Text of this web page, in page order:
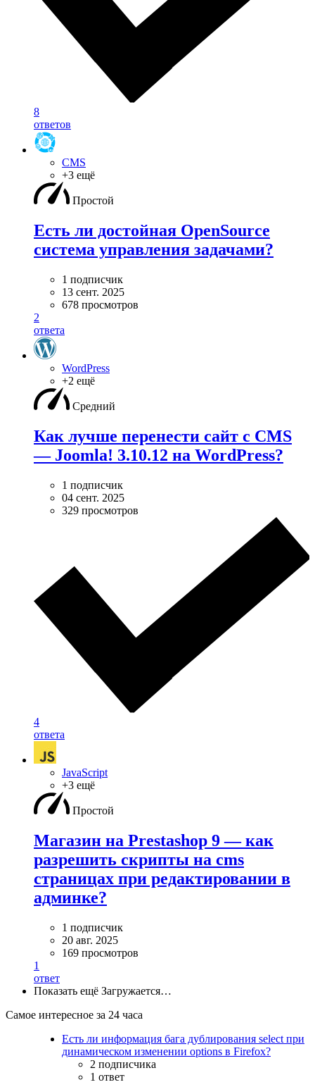
8
ответов
CMS
+3 ещё
Простой
Есть ли достойная OpenSource
система управления задачами?
1 подписчик
13 сент. 2025
678 просмотров
2
ответа
WordPress
+2 ещё
Средний
Как лучше перенести сайт с CMS
— Joomla! 3.10.12 на WordPress?
1 подписчик
04 сент. 2025
329 просмотров
4
ответа
JavaScript
+3 ещё
Простой
Магазин на Prestashop 9 — как
разрешить скрипты на cms
страницах при редактировании в
админке?
1 подписчик
20 авг. 2025
169 просмотров
1
ответ
Показать ещё Загружается…
Самое интересное за 24 часа
Есть ли информация бага дублирования select при
динамическом изменении options в Firefox?
2 подписчика
1 ответ